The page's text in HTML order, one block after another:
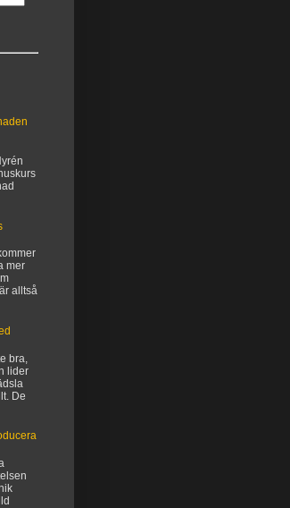
mer
alltså
bra,
lider
De